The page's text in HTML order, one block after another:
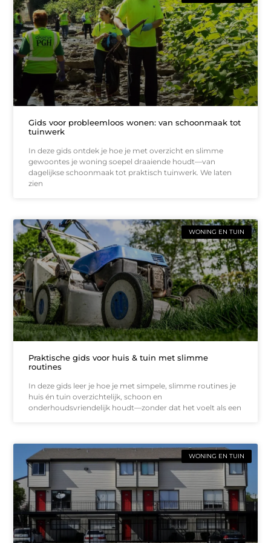
Gids voor probleemloos wonen: van schoonmaak tot
tuinwerk
In deze gids ontdek je hoe je met overzicht en slimme
gewoontes je woning soepel draaiende houdt—van
dagelijkse schoonmaak tot praktisch tuinwerk. We laten
zien
WONING EN TUIN
Praktische gids voor huis & tuin met slimme
routines
In deze gids leer je hoe je met simpele, slimme routines je
huis én tuin overzichtelijk, schoon en
onderhoudsvriendelijk houdt—zonder dat het voelt als een
WONING EN TUIN